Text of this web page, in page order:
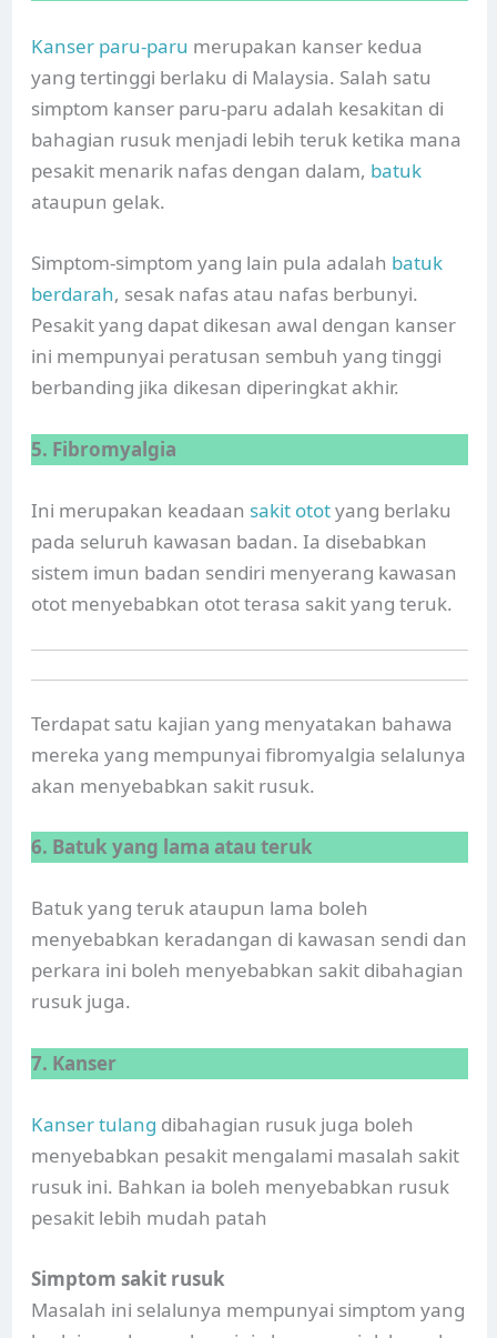
Kanser paru-paru merupakan kanser kedua
yang tertinggi berlaku di Malaysia. Salah satu
simptom kanser paru-paru adalah kesakitan di
bahagian rusuk menjadi lebih teruk ketika mana
pesakit menarik nafas dengan dalam, batuk
ataupun gelak.
Simptom-simptom yang lain pula adalah batuk
berdarah, sesak nafas atau nafas berbunyi.
Pesakit yang dapat dikesan awal dengan kanser
ini mempunyai peratusan sembuh yang tinggi
berbanding jika dikesan diperingkat akhir.
5. Fibromyalgia
Ini merupakan keadaan sakit ototyang berlaku
pada seluruh kawasan badan. Ia disebabkan
sistem imun badan sendiri menyerang kawasan
otot menyebabkan otot terasa sakit yang teruk.
Terdapat satu kajian yang menyatakan bahawa
mereka yang mempunyai fibromyalgia selalunya
akan menyebabkan sakit rusuk.
6. Batuk yang lama atau teruk
Batuk yang teruk ataupun lama boleh
menyebabkan keradangan di kawasan sendi dan
perkara ini boleh menyebabkan sakit dibahagian
rusuk juga.
7. Kanser
Kanser tulang dibahagian rusuk juga boleh
menyebabkan pesakit mengalami masalah sakit
rusuk ini. Bahkan ia boleh menyebabkan rusuk
pesakit lebih mudah patah
Simptom sakit rusuk
Masalah ini selalunya mempunyai simptom yang